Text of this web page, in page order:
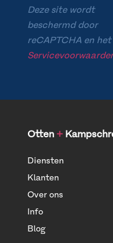
Deze site wordt
beschermd door
reCAPTCHA en
Otten +
Diensten
Klanten
Over ons
Info
Blog